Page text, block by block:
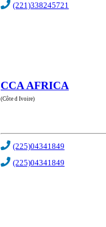
(221)338245721
CCA AFRICA
(Côte d Ivoire)
(225)04341849
(225)04341849